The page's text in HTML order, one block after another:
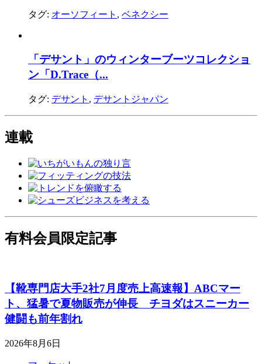
タグ: オーソフィート , ベネクシー
「デサント」のウィンターブーツコレクショ
ン「D.Trace（...
タグ: デサント , デサントジャパン
連載
有料会員限定記事
【靴専門店大手2社7月度売上高速報】ABCマー
ト、猛暑で夏物販売が伸長 チヨダはスニーカー
健闘も前年割れ
2026年8月6日